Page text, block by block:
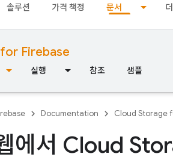
솔루션 가격 책정 문서
Firebase
실행 참조 샘플
Documentation Cloud Storage
에서 Cloud